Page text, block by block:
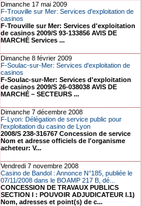
Dimanche 17 mai 2009
F-Trouville sur Mer: Services d'exploitation de
casinos
F-Trouville sur Mer: Services d'exploitation
de casinos 2009/S 93-133856 AVIS DE
MARCHÉ Services ...
Dimanche 8 février 2009
F-Soulac-sur-Mer: Services d'exploitation de
casinos
F-Soulac-sur-Mer: Services d'exploitation
de casinos 2009/S 26-038038 AVIS DE
MARCHÉ – SECTEURS ...
Dimanche 7 décembre 2008
F-Lyon: Délégation de service public pour
l'exploitation du casino de Lyon
2008/S 238-316767 Concession de service
Nom et adresse officiels de l'organisme
acheteur: V...
Vendredi 7 novembre 2008
Casino de Bandol : Annonce N°185, publiée le
07/11/2008 dans le BOAMP 217 B, dé...
CONCESSION DE TRAVAUX PUBLICS
SECTION I : POUVOIR ADJUDICATEUR I.1)
Nom, adresses et point(s) de c...